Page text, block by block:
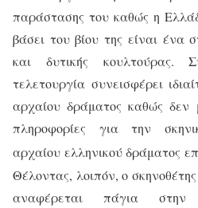
παράστασης του καθώς η
βάσει του βίου της είναι ένα
και δυτικής κουλτούρας.
τελετουργία συνεισφέρει
αρχαίου δράματος καθώς δεν
πληροφορίες για την
αρχαίου ελληνικού δράματος
Θέλοντας, λοιπόν, ο
αναφέρεται πάγια στην